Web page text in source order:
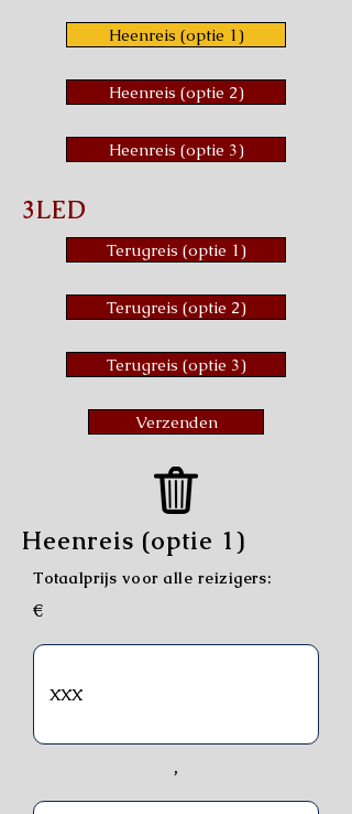
Heenreis (optie 1)
Heenreis (optie 2)
Heenreis (optie 3)
3LED
Terugreis (optie 1)
Terugreis (optie 2)
Terugreis (optie 3)
Verzenden
Heenreis (optie 1)
Totaalprijs voor alle reizigers:
€
,